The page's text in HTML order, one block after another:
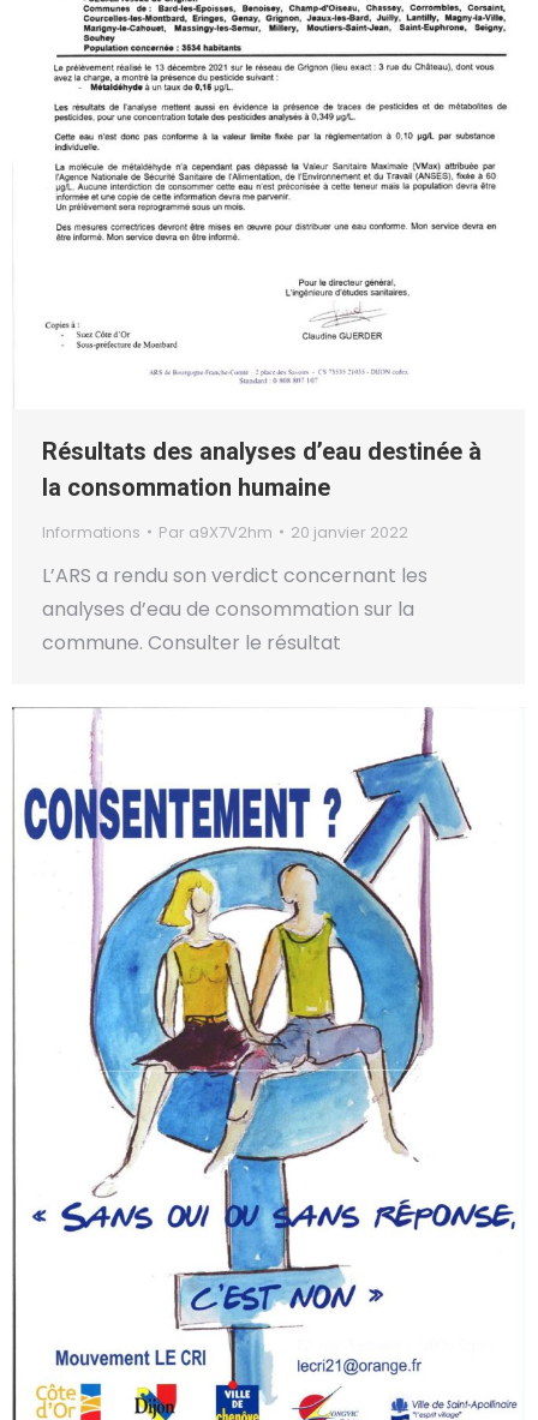
Résultats des analyses d’eau destinée à
la consommation humaine
Informations Par a9X7V2hm 20 janvier 2022
L’ARS a rendu son verdict concernant les
analyses d’eau de consommation sur la
commune. Consulter le résultat